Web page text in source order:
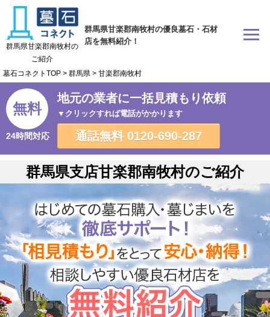
群馬県甘楽郡南牧村の優良墓石・石材
店を無料紹介！
群馬県甘楽郡南牧村の
ご紹介
墓石コネクトTOP > 群馬県 > 甘楽郡南牧村
無料
24時間対応
地元の業者に一括見積もり依頼
▼クリックすれば電話がかかります
通話無料 0120-690-287
群馬県支店甘楽郡南牧村のご紹介